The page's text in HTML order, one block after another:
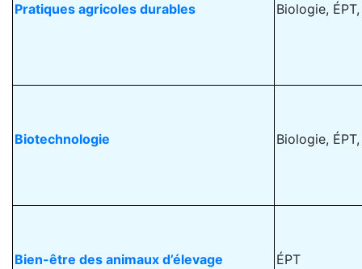
Pratiques agricoles durables Biologie,
Biotechnologie Biologie,
Bien-être des animaux d’élevage ÉPT